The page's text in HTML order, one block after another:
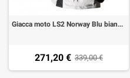
Giacca moto LS2 Norway Blu bianca grigia
271,20 € 339,00 €